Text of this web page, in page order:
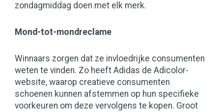
zondagmiddag doen met elk merk.
Mond-tot-mond­reclame
Winnaars zorgen dat ze invloedrijke consumenten
weten te vinden. Zo heeft Adidas de Adicolor-
website, waarop creatieve consumenten
schoenen kunnen afstemmen op hun specifieke
voorkeuren om deze vervolgens te kopen. Groot